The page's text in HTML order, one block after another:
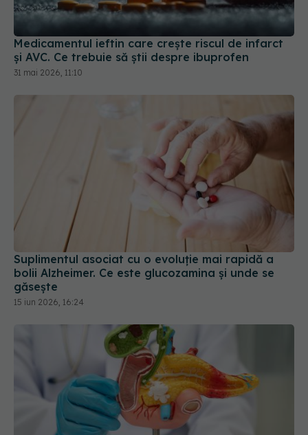
și AVC. Ce trebuie să știi despre ibuprofen
31 mai 2026, 11:10
Suplimentul asociat cu o evoluție mai rapidă a
bolii Alzheimer. Ce este glucozamina și unde se
15 iun 2026, 16:24